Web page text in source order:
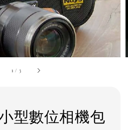
1 / 3
型數位相機包